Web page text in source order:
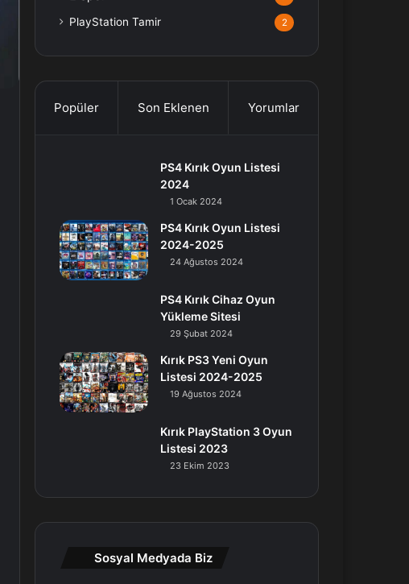
PlayStation Tamir 2
Popüler Son Eklenen Yorumlar
PS4 Kırık Oyun Listesi
2024
1 Ocak 2024
PS4 Kırık Oyun Listesi
2024-2025
24 Ağustos 2024
PS4 Kırık Cihaz Oyun
Yükleme Sitesi
29 Şubat 2024
Kırık PS3 Yeni Oyun
Listesi 2024-2025
19 Ağustos 2024
Kırık PlayStation 3 Oyun
Listesi 2023
23 Ekim 2023
Sosyal Medyada Biz